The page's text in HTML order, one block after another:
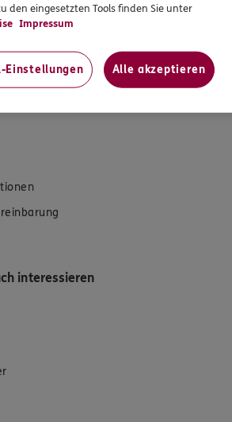
privaten Bedarf
interessieren
den eingesetzten Tools finden Sie unter
Impressum
Einstellungen Alle akzeptieren